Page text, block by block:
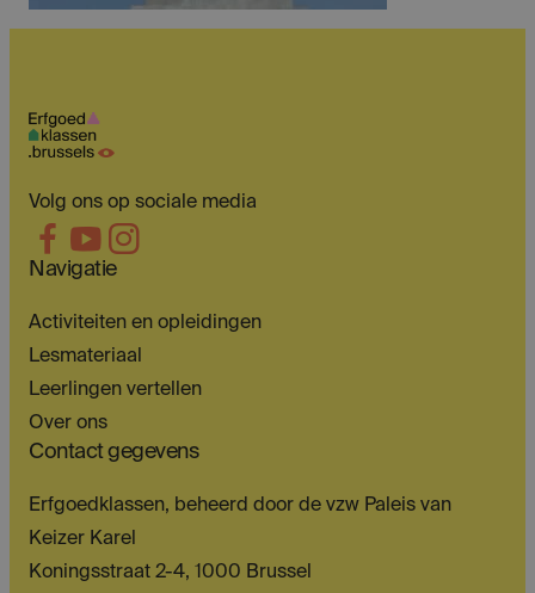
Volg ons op sociale media
Navigatie
Activiteiten en opleidingen
Lesmateriaal
Leerlingen vertellen
Over ons
Contact gegevens
Erfgoedklassen, beheerd door de vzw Paleis van
Keizer Karel
Koningsstraat 2-4, 1000 Brussel